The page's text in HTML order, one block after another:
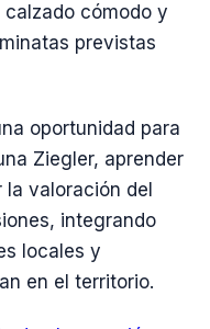
cómodo y
previstas
oportunidad para
Ziegler, aprender
valoración del
integrando
locales y
en el territorio.